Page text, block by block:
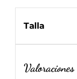
Talla
Valoraciones